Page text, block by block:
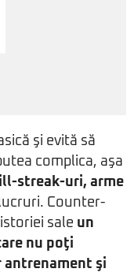
şi evită să
complica, aşa
streak-uri, arme
Counter-
sale un
nu poţi
antrenament şi